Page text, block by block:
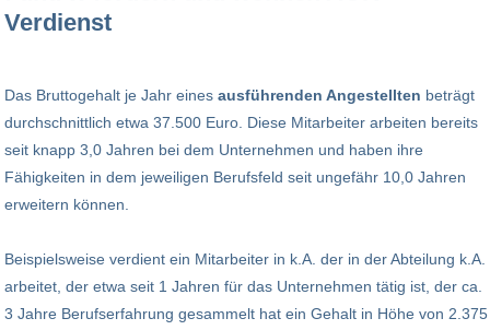
Verdienst
Das Bruttogehalt je Jahr eines ausführenden Angestellten beträgt
durchschnittlich etwa 37.500 Euro. Diese Mitarbeiter arbeiten bereits
seit knapp 3,0 Jahren bei dem Unternehmen und haben ihre
Fähigkeiten in dem jeweiligen Berufsfeld seit ungefähr 10,0 Jahren
erweitern können.
Beispielsweise verdient ein Mitarbeiter in k.A. der in der Abteilung k.A.
arbeitet, der etwa seit 1 Jahren für das Unternehmen tätig ist, der ca.
3 Jahre Berufserfahrung gesammelt hat ein Gehalt in Höhe von 2.375